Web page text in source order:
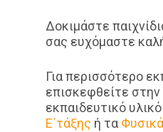
Δοκιμάστε
σας ευχόμαστε
Για περισσότερο
επισκεφθείτε
εκπαιδευτικό
Ε΄τάξης ή τα